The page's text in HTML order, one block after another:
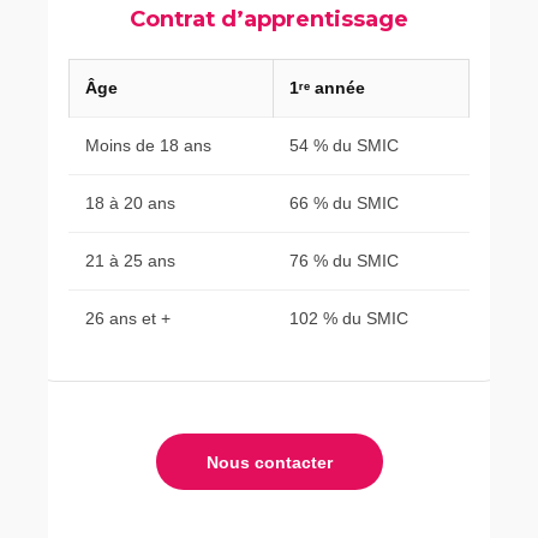
Contrat d’apprentissage
Âge 1ʳᵉ année
Moins de 18 ans 54 % du SMIC
18 à 20 ans 66 % du SMIC
21 à 25 ans 76 % du SMIC
26 ans et + 102 % du SMIC
Nous contacter